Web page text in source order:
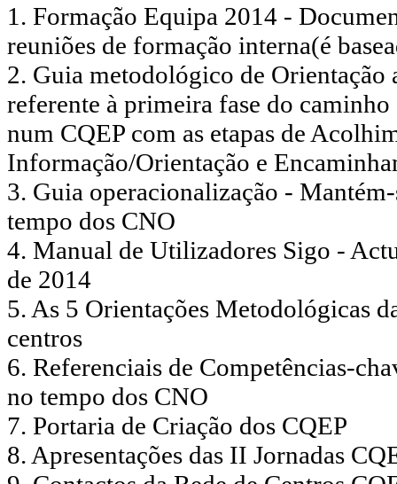
1. Formação Equipa 2014 -
reuniões de formação interna(é
2. Guia metodológico de
referente à primeira fase do
num CQEP com as etapas de
Informação/Orientação e
3. Guia operacionalização -
tempo dos CNO
4. Manual de Utilizadores Sigo -
de 2014
5. As 5 Orientações Metodológicas
centros
6. Referenciais de Competências-
no tempo dos CNO
7. Portaria de Criação dos CQEP
8. Apresentações das II Jornadas